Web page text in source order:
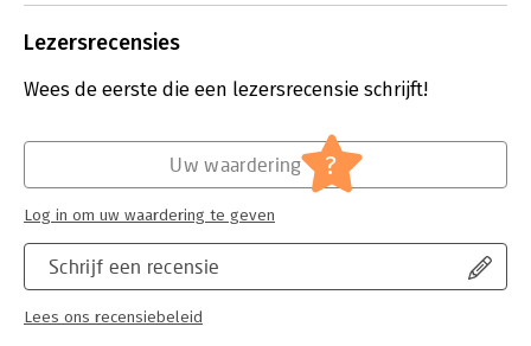
boodschap. Maar hoe pak je dat aan?
Socratische dialoog.
Lezersrecensies
Wees de eerste die een lezersrecensie schrijft!
Schrijf een recensie
Lees ons recensiebeleid
Uw waardering ?
Log in om uw waardering te geven